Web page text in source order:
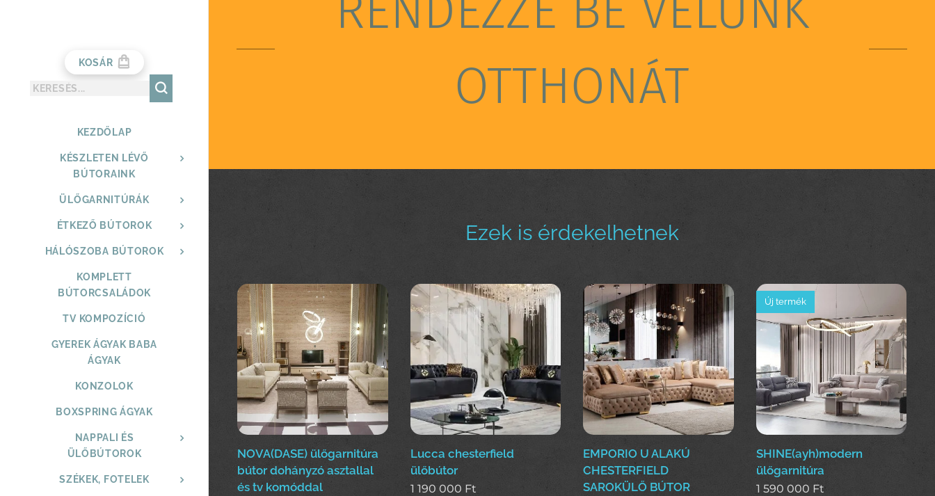
KOSÁR
KEZDŐLAP
KÉSZLETEN LÉVŐ
BÚTORAINK
ÜLŐGARNITÚRÁK
ÉTKEZŐ BÚTOROK
HÁLÓSZOBA BÚTOROK
KOMPLETT
BÚTORCSALÁDOK
TV KOMPOZÍCIÓ
GYEREK ÁGYAK BABA
ÁGYAK
KONZOLOK
BOXSPRING ÁGYAK
NAPPALI ÉS
ÜLŐBÚTOROK
SZÉKEK, FOTELEK
OTTHONÁT
Ezek is érdekelhetnek
NOVA(DASE) ülőgarnitúra
bútor dohányzó asztallal
és tv komóddal
Lucca chesterfield
ülőbútor
1 190 000 Ft
EMPORIO U ALAKÚ
CHESTERFIELD
SAROKÜLŐ BÚTOR
SHINE(ayh)modern
ülőgarnitúra
Új termék
1 590 000 Ft